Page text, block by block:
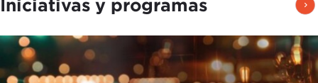
Iniciativas y programas